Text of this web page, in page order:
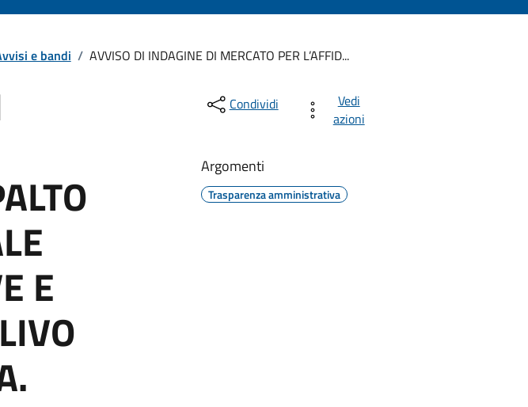
e bandi / AVVISO DI INDAGINE DI MERCATO PER L’AFFID...
E
Condividi
Vedi
azioni
Argomenti
Trasparenza amministrativa